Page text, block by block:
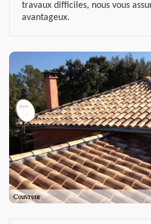
travaux difficiles, nous vous
avantageux.